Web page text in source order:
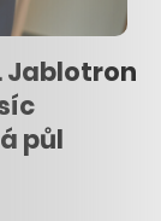
Jablotron
půl